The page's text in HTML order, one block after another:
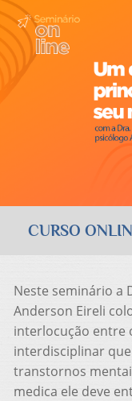
CURSO
Neste seminário a
Anderson Eireli
interlocução entre
interdisciplinar
transtornos
medica ele deve